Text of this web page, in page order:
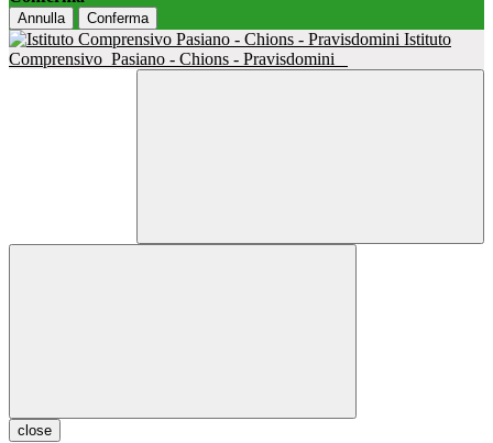
Annulla Conferma
Istituto
Comprensivo Pasiano - Chions - Pravisdomini
close